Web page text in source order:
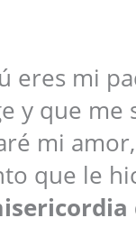
eres mi
y que me
mi amor,
que le